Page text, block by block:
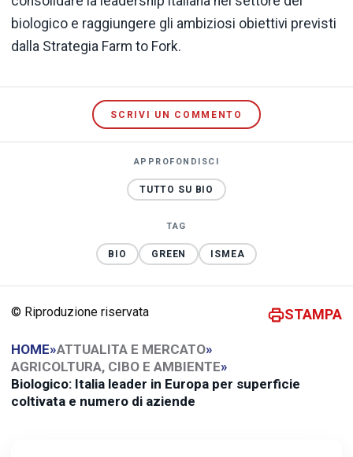
biologico e raggiungere gli ambiziosi obiettivi previsti
dalla Strategia Farm to Fork.
SCRIVI UN COMMENTO
APPROFONDISCI
TUTTO SU BIO
TAG
BIO GREEN ISMEA
© Riproduzione riservata STAMPA
HOME»ATTUALITA E MERCATO»
AGRICOLTURA, CIBO E AMBIENTE»
Biologico: Italia leader in Europa per superficie
coltivata e numero di aziende